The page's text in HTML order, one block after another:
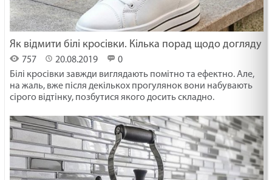
Як відмити білі кросівки. Кілька порад щодо догляду
757 20.08.2019
0
Білі кросівки завжди виглядають помітно та ефектно. Але,
на жаль, вже після декількох прогулянок вони набувають
сірого відтінку, позбутися якого досить складно.